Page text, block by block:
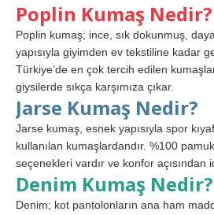
Poplin Kumaş Nedir?
Poplin kumaş; ince, sık dokunmuş,
yapısıyla giyimden ev tekstiline kadar
Türkiye’de en çok tercih edilen
giysilerde sıkça karşımıza çıkar.
Jarse Kumaş Nedir?
Jarse kumaş, esnek yapısıyla spor
kullanılan kumaşlardandır. %100
seçenekleri vardır ve konfor açısından
Denim Kumaş Nedir?
Denim; kot pantolonların ana ham